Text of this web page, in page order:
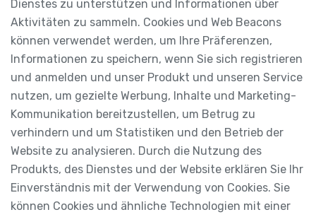
Dienstes zu unterstützen und Informationen über
Aktivitäten zu sammeln. Cookies und Web Beacons
können verwendet werden, um Ihre Präferenzen,
Informationen zu speichern, wenn Sie sich registrieren
und anmelden und unser Produkt und unseren Service
nutzen, um gezielte Werbung, Inhalte und Marketing-
Kommunikation bereitzustellen, um Betrug zu
verhindern und um Statistiken und den Betrieb der
Website zu analysieren. Durch die Nutzung des
Produkts, des Dienstes und der Website erklären Sie Ihr
Einverständnis mit der Verwendung von Cookies. Sie
können Cookies und ähnliche Technologien mit einer